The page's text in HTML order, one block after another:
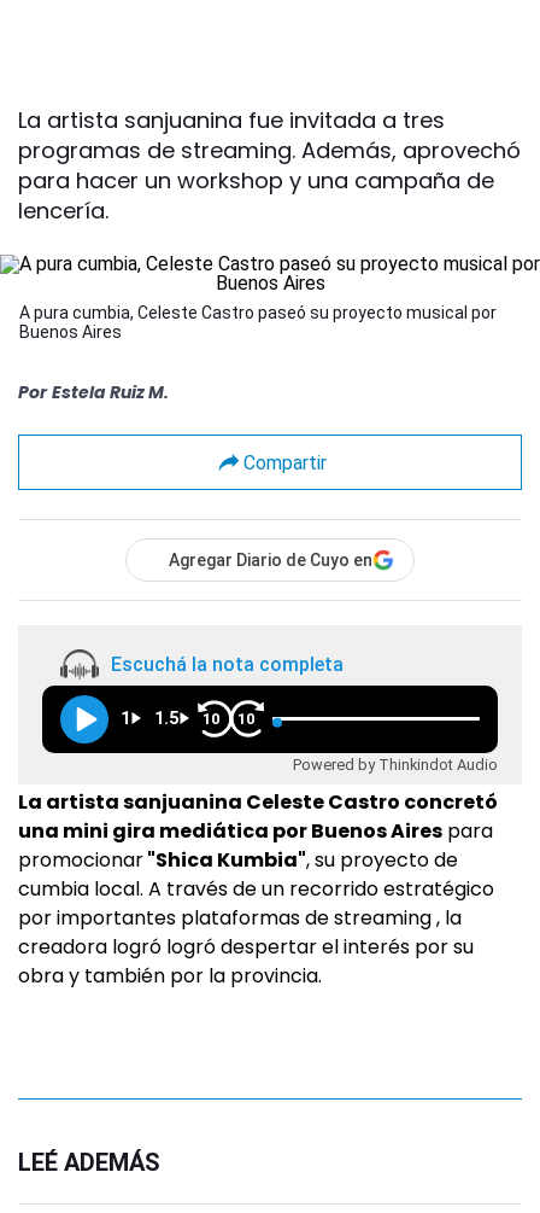
La artista sanjuanina fue invitada a tres
programas de streaming. Además, aprovechó
para hacer un workshop y una campaña de
lencería.
A pura cumbia, Celeste Castro paseó su proyecto musical por
Buenos Aires
Por Estela Ruiz M.
Compartir
Agregar Diario de Cuyo en
Escuchá la nota completa
1 1.5 10 10
Powered by Thinkindot Audio
La artista sanjuanina Celeste Castro concretó
una mini gira mediática por Buenos Aires para
promocionar"Shica Kumbia", su proyecto de
cumbia local. A través de un recorrido estratégico
por importantes plataformas de streaming , la
creadora logró logró despertar el interés por su
obra y también por la provincia.
LEÉ ADEMÁS